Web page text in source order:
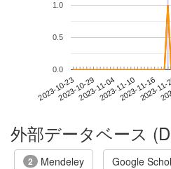
2023-10-232023-10-292023-11-042023-11-102023-11-16
2023-
0.0
0.5
1.0
外部データベース
2 Mendeley Google